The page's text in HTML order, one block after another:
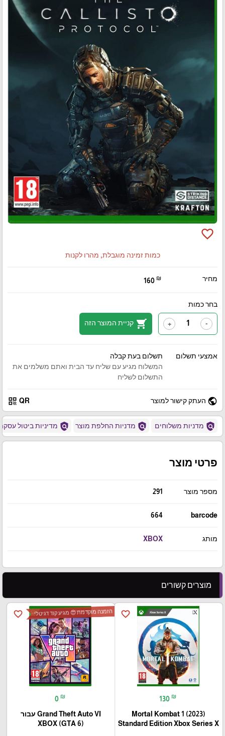
favorite_border
כמות זמינה מוגבלת, מהרו לקנות
מחיר 160 ₪
בחר כמות
-
+
shopping_cart קניית המוצר הזה
אמצעי תשלום
תשלום בעת קבלה
המשלוח מגיע עם שליח עד הבית ואתם משלמים את
התשלום לשליח
public העתק קישור למוצר QR
qr_code
policy מדניות משלוחים policy מדניות החלפת מוצר policy מדיניות ביטול
פרטי מוצר
מספר מוצר 291
barcode
664
מותג XBOX
מוצרים קשורים
favorite_border
130 ₪
Mortal Kombat 1 (2023)
Standard Edition Xbox Series X
favorite_border הזמנה מוקדמת 😍 מגיע קוד דגיטלי
0 ₪
Grand Theft Auto VI עבור
(XBOX (GTA 6